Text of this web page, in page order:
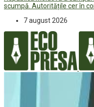
scumpă. Autoritățile cer în
7 august 2026